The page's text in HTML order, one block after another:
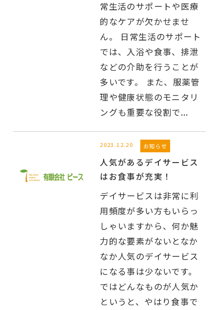
常生活のサポートや医療
的なケアが欠かせませ
ん。 日常生活のサポート
では、入浴や食事、排泄
などの介助を行うことが
多いです。 また、服薬管
理や健康状態のモニタリ
ングも重要な役割で...
2023.12.20 お知らせ
人気があるデイサービス
はお食事が充実！
デイサービスは非常に利
用頻度が多い方もいらっ
しゃいますから、何か魅
力的な要素がないとなか
なか人気のデイサービス
になる事は少ないです。
ではどんなものが人気か
というと、やはり食事で